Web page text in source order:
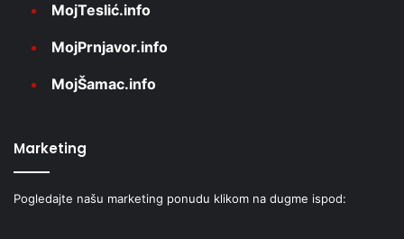
MojTeslić.info
MojPrnjavor.info
MojŠamac.info
Marketing
Pogledajte našu marketing ponudu klikom na dugme ispod: